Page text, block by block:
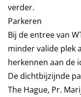
verder.
Parkeren
Bij de entree van
minder valide plek
herkennen aan de
De dichtbijzijnde
The Hague, Pr.